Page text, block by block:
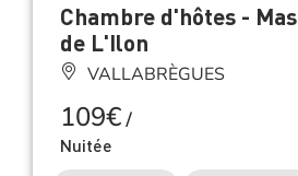
Chambre d'hôtes - Mas
de L'Ilon
VALLABRÈGUES
109€/
Nuitée